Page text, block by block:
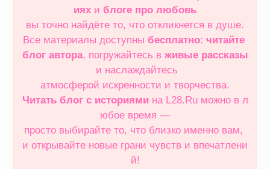
иях и блоге про любовь
вы точно найдёте то, что откликнется в душе.
Все материалы доступны бесплатно: читайте
блог автора, погружайтесь в живые рассказы
и наслаждайтесь
атмосферой искренности и творчества.
Читать блог с историямина L28.Ru можно в л
юбое время —
просто выбирайте то, что близко именно вам,
и открывайте новые грани чувств и впечатлени
й!